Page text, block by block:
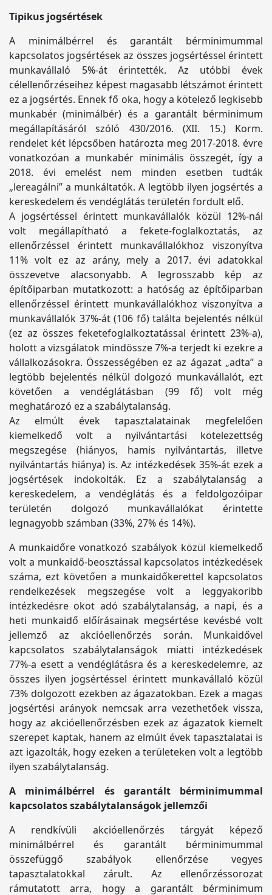
Tipikus jogsértések
A minimálbérrel és garantált bérminimummal
kapcsolatos jogsértések az összes jogsértéssel érintett
munkavállaló 5%-át érintették. Az utóbbi évek
célellenőrzéseihez képest magasabb létszámot érintett
ez a jogsértés. Ennek fő oka, hogy a kötelező legkisebb
munkabér (minimálbér) és a garantált bérminimum
megállapításáról szóló 430/2016. (XII. 15.) Korm.
rendelet két lépcsőben határozta meg 2017-2018. évre
vonatkozóan a munkabér minimális összegét, így a
2018. évi emelést nem minden esetben tudták
„lereagálni” a munkáltatók. A legtöbb ilyen jogsértés a
kereskedelem és vendéglátás területén fordult elő.
A jogsértéssel érintett munkavállalók közül 12%-nál
volt megállapítható a fekete-foglalkoztatás, az
ellenőrzéssel érintett munkavállalókhoz viszonyítva
11% volt ez az arány, mely a 2017. évi adatokkal
összevetve alacsonyabb. A legrosszabb kép az
építőiparban mutatkozott: a hatóság az építőiparban
ellenőrzéssel érintett munkavállalókhoz viszonyítva a
munkavállalók 37%-át (106 fő) találta bejelentés nélkül
(ez az összes feketefoglalkoztatással érintett 23%-a),
holott a vizsgálatok mindössze 7%-a terjedt ki ezekre a
vállalkozásokra. Összességében ez az ágazat „adta” a
legtöbb bejelentés nélkül dolgozó munkavállalót, ezt
követően a vendéglátásban (99 fő) volt még
meghatározó ez a szabálytalanság.
Az elmúlt évek tapasztalatainak megfelelően
kiemelkedő volt a nyilvántartási kötelezettség
megszegése (hiányos, hamis nyilvántartás, illetve
nyilvántartás hiánya) is. Az intézkedések 35%-át ezek a
jogsértések indokolták. Ez a szabálytalanság a
kereskedelem, a vendéglátás és a feldolgozóipar
területén dolgozó munkavállalókat érintette
legnagyobb számban (33%, 27% és 14%).
A munkaidőre vonatkozó szabályok közül kiemelkedő
volt a munkaidő-beosztással kapcsolatos intézkedések
száma, ezt követően a munkaidőkerettel kapcsolatos
rendelkezések megszegése volt a leggyakoribb
intézkedésre okot adó szabálytalanság, a napi, és a
heti munkaidő előírásainak megsértése kevésbé volt
jellemző az akcióellenőrzés során. Munkaidővel
kapcsolatos szabálytalanságok miatti intézkedések
77%-a esett a vendéglátásra és a kereskedelemre, az
összes ilyen jogsértéssel érintett munkavállaló közül
73% dolgozott ezekben az ágazatokban. Ezek a magas
jogsértési arányok nemcsak arra vezethetőek vissza,
hogy az akcióellenőrzésben ezek az ágazatok kiemelt
szerepet kaptak, hanem az elmúlt évek tapasztalatai is
azt igazolták, hogy ezeken a területeken volt a legtöbb
ilyen szabálytalanság.
A minimálbérrel és garantált bérminimummal
kapcsolatos szabálytalanságok jellemzői
A rendkívüli akcióellenőrzés tárgyát képező
minimálbérrel és garantált bérminimummal
összefüggő szabályok ellenőrzése vegyes
tapasztalatokkal zárult. Az ellenőrzéssorozat
rámutatott arra, hogy a garantált bérminimum